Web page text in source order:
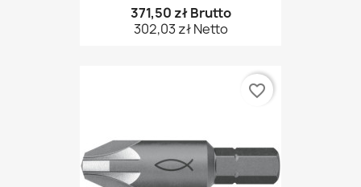
371,50 zł Brutto
302,03 zł Netto
favorite_border